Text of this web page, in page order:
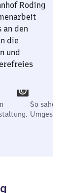
Roding
den
die
und
So